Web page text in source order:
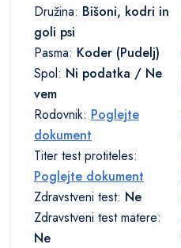
Družina: Bišoni, kodri in
goli psi
Pasma: Koder (Pudelj)
Spol: Ni podatka / Ne
vem
Rodovnik: Poglejte
dokument
Titer test protiteles:
Poglejte dokument
Zdravstveni test: Ne
Zdravstveni test matere:
Ne